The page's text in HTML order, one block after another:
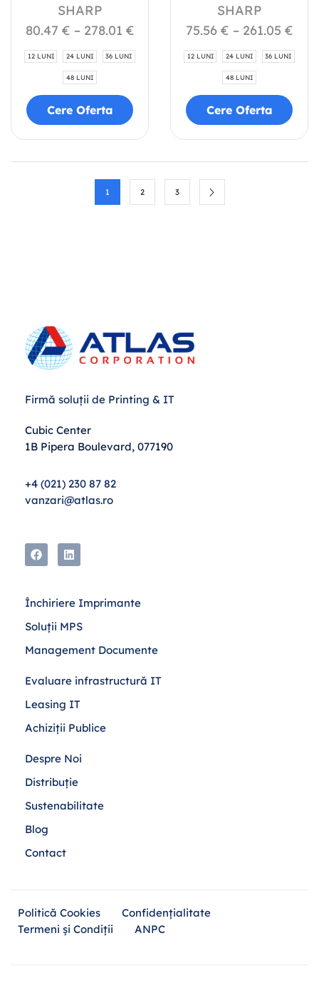
SHARP
80.47 € – 278.01 €
12 LUNI 24 LUNI 36 LUNI
48 LUNI
Cere Oferta
SHARP
75.56 € – 261.05 €
12 LUNI 24 LUNI 36 LUNI
48 LUNI
Cere Oferta
1 2 3
Firmă soluții de Printing & IT
Cubic Center
1B Pipera Boulevard, 077190
+4 (021) 230 87 82
vanzari@atlas.ro
Închiriere Imprimante
Soluții MPS
Management Documente
Evaluare infrastructură IT
Leasing IT
Achiziții Publice
Despre Noi
Distribuție
Sustenabilitate
Blog
Contact
Politică Cookies
Confidențialitate
Termeni și Condiții
ANPC